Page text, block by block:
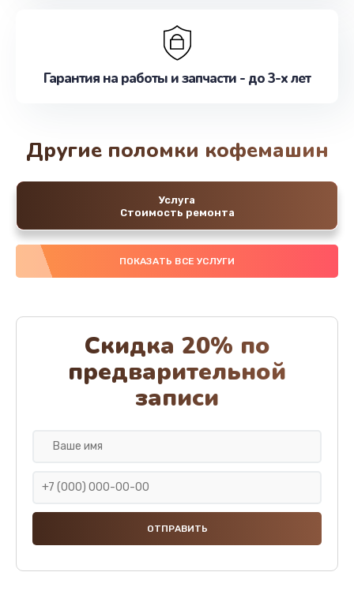
Гарантия на работы и запчасти - до 3-х лет
Другие поломки кофемашин
Услуга
Стоимость ремонта
ПОКАЗАТЬ ВСЕ УСЛУГИ
Скидка 20% по
предварительной
записи